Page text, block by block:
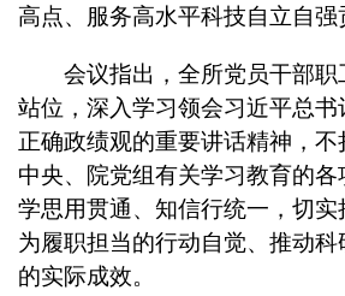
高点、服务高水平科技自立自强
会议指出，全所党员干部
站位，深入学习领会习近平总
正确政绩观的重要讲话精神，
中央、院党组有关学习教育的
学思用贯通、知信行统一，切
为履职担当的行动自觉、推动
的实际成效。